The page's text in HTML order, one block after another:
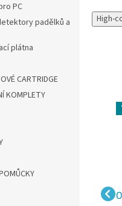
PC
padělků a
plátna
CARTRIDGE
KOMPLETY
High-